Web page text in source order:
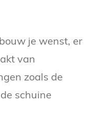
je wenst, er
van
zoals de
schuine